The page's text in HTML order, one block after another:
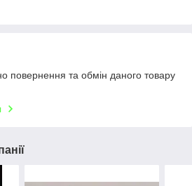
повернення та обмін даного товару